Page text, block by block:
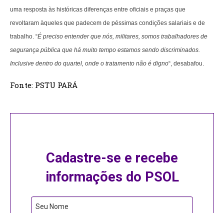
uma resposta às históricas diferenças entre oficiais e praças que
revoltaram àqueles que padecem de péssimas condições salariais e de
trabalho. “É preciso entender que nós, militares, somos trabalhadores de
segurança pública que há muito tempo estamos sendo discriminados.
Inclusive dentro do quartel, onde o tratamento não é digno“, desabafou.
Fonte: PSTU PARÁ
Cadastre-se e recebe
informações do PSOL
Seu Nome